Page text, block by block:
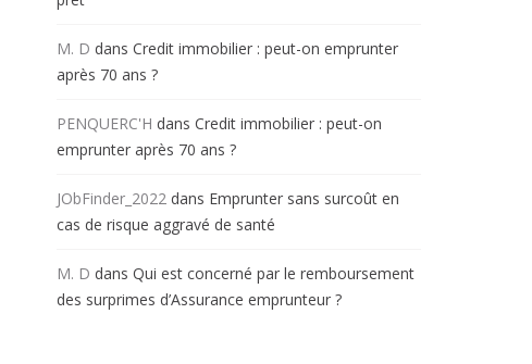
M. D dans Credit immobilier : peut-on emprunter
après 70 ans ?
PENQUERC'H dans Credit immobilier : peut-on
emprunter après 70 ans ?
JObFinder_2022 dans Emprunter sans surcoût en
cas de risque aggravé de santé
M. D dans Qui est concerné par le remboursement
des surprimes d’Assurance emprunteur ?